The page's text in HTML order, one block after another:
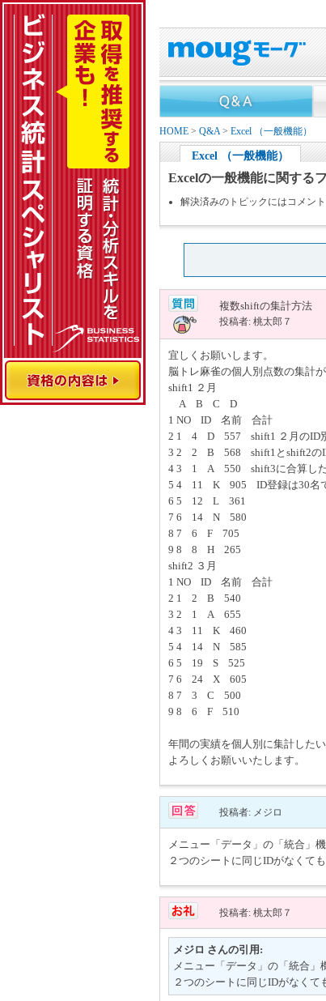
HOME > Q&A> Excel （一般機能）
Excel （一般機能）
Excelの一般機能に関する
解決済みのトピックにはコメント
複数shiftの集計方法
投稿者: 桃太郎７
宜しくお願いします。
脳トレ麻雀の個人別点数の集計が
shift1 ２月
A B C D
1 NO ID 名前 合計
2 1 4 D 557 shift1 ２月のID別
3 2 2 B 568 shift1とshift2の
4 3 1 A 550 shift3に合算した
5 4 11 K 905 ID登録は30名で
6 5 12 L 361
7 6 14 N 580
8 7 6 F 705
9 8 8 H 265
shift2 ３月
1 NO ID 名前 合計
2 1 2 B 540
3 2 1 A 655
4 3 11 K 460
5 4 14 N 585
6 5 19 S 525
7 6 24 X 605
8 7 3 C 500
9 8 6 F 510
年間の実績を個人別に集計したい
よろしくお願いいたします。
投稿者: メジロ
メニュー「データ」の「統合」
２つのシートに同じIDがなくて
投稿者: 桃太郎７
メジロ さんの引用:
メニュー「データ」の「統合」
２つのシートに同じIDがなくて